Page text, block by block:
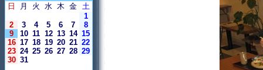
日 月 火 水 木 金 土
1
2
3 4 5 6 7
8
9
10 11 12 13 14 15
16 17 18 19 20 21 22
23 24 25 26 27 28 29
30 31